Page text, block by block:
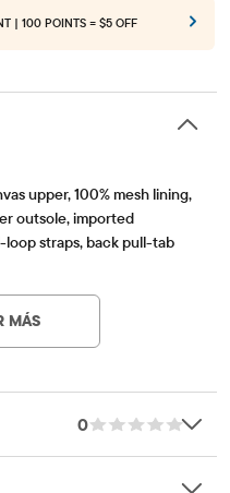
| 100 POINTS = $5 OFF
upper, 100% mesh lining,
outsole, imported
loop straps, back pull-tab
MÁS
0